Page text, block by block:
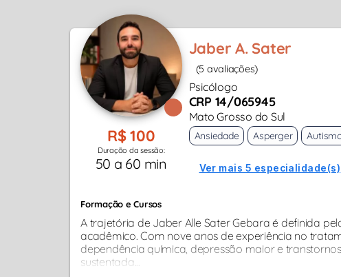
Jaber A. Sater
(5 avaliações)
Psicólogo
CRP 14/065945
Mato Grosso do Sul
R$ 100
Duração da sessão:
50 a 60 min
Ansiedade Asperger
Ver mais 5 especialidade(s)
Formação e Cursos
A trajetória de Jaber Alle Sater Gebara é definida
acadêmico. Com nove anos de experiência no
dependência química, depressão maior e
sustentada...